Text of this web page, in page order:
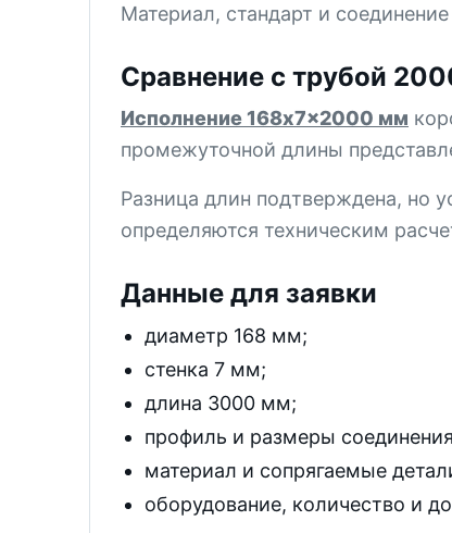
Все позиции раздела
Материал, стандарт и соединение
Сравнение с трубой
Исполнение 168x7x2000 мм
промежуточной длины
Разница длин подтверждена, но
определяются техническим
Данные для заявки
диаметр 168 мм;
стенка 7 мм;
длина 3000 мм;
профиль и размеры
материал и сопрягаемые
оборудование, количество и